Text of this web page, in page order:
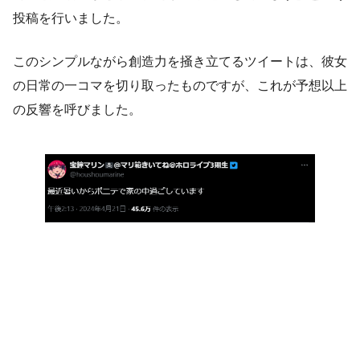
投稿を行いました。
このシンプルながら創造力を掻き立てるツイートは、彼女
の日常の一コマを切り取ったものですが、これが予想以上
の反響を呼びました。